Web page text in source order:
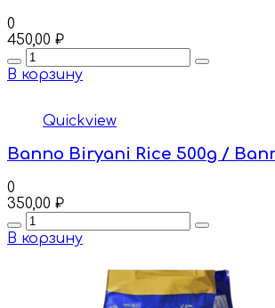
0
450,00 ₽
Quantity
В корзину
Quickview
Banno Biryani Rice 500g /
0
350,00 ₽
Quantity
В корзину